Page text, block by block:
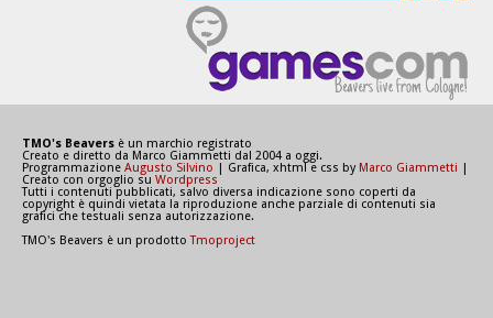
TMO's Beavers è un marchio registrato
Creato e diretto da Marco Giammetti dal 2004 a oggi.
Programmazione Augusto Silvino | Grafica, xhtml e css byMarco Giammetti
Creato con orgoglio su Wordpress
Tutti i contenuti pubblicati, salvo diversa indicazione sono coperti da
copyright è quindi vietata la riproduzione anche parziale di contenuti sia
grafici che testuali senza autorizzazione.
TMO's Beavers è un prodottoTmoproject